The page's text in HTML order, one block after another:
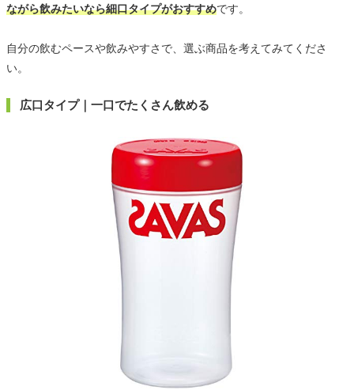
ながら飲みたいなら細口タイプがおすすめです。
自分の飲むペースや飲みやすさで、選ぶ商品を考えてみてくださ
い。
広口タイプ｜一口でたくさん飲める